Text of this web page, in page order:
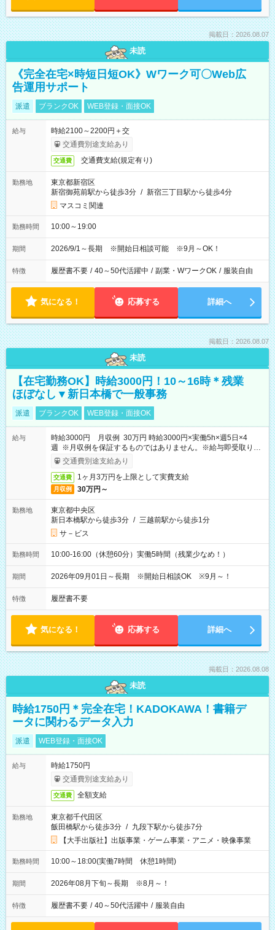
掲載日：2026.08.07
未読
《完全在宅×時短日短OK》Wワーク可〇Web広
告運用サポート
派遣 ブランクOK WEB登録・面接OK
給与
時給2100～2200円＋交
交通費別途支給あり
交通費 交通費支給(規定有り)
勤務地
東京都新宿区
新宿御苑前駅から徒歩3分 / 新宿三丁目駅から徒歩4分
マスコミ関連
勤務時間 10:00～19:00
期間 2026/9/1～長期 ※開始日相談可能 ※9月～OK！
特徴 履歴書不要 / 40～50代活躍中 / 副業・WワークOK / 服装自由
気になる！ 応募する 詳細へ
掲載日：2026.08.07
未読
【在宅勤務OK】時給3000円！10～16時＊残業
ほぼなし▼新日本橋で一般事務
派遣 ブランクOK WEB登録・面接OK
給与
時給3000円 月収例 30万円 時給3000円×実働5h×週5日×4
週 ※月収例を保証するものではありません。※給与即受取りサ
ービス利用可（利用条件有）
交通費別途支給あり
交通費 1ヶ月3万円を上限として実費支給
月収例 30万円～
勤務地
東京都中央区
新日本橋駅から徒歩3分 / 三越前駅から徒歩1分
サ－ビス
勤務時間 10:00-16:00（休憩60分）実働5時間（残業少なめ！）
期間 2026年09月01日～長期 ※開始日相談OK ※9月～！
特徴 履歴書不要
気になる！ 応募する 詳細へ
掲載日：2026.08.08
未読
時給1750円＊完全在宅！KADOKAWA！書籍デ
ータに関わるデータ入力
派遣 WEB登録・面接OK
給与
時給1750円
交通費別途支給あり
交通費 全額支給
勤務地
東京都千代田区
飯田橋駅から徒歩3分 / 九段下駅から徒歩7分
【大手出版社】出版事業・ゲーム事業・アニメ・映像事業
勤務時間 10:00～18:00(実働7時間 休憩1時間)
期間 2026年08月下旬～長期 ※8月～！
特徴 履歴書不要 / 40～50代活躍中 / 服装自由